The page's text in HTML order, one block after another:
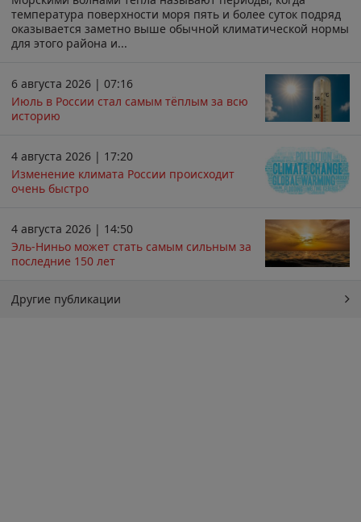
температура поверхности моря пять и более суток подряд
оказывается заметно выше обычной климатической нормы
для этого района и...
6 августа 2026 | 07:16
Июль в России стал самым тёплым за всю
историю
4 августа 2026 | 17:20
Изменение климата России происходит
очень быстро
4 августа 2026 | 14:50
Эль-Ниньо может стать самым сильным за
последние 150 лет
Другие публикации